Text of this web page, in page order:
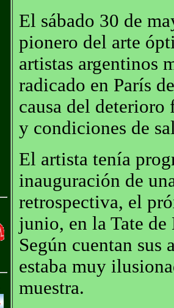
El sábado 30 de
pionero del arte
artistas argentinos
radicado en París
causa del deterioro
y condiciones de
El artista tenía
inauguración de
retrospectiva, el
junio, en la Tate de
Según cuentan sus
estaba muy
muestra.